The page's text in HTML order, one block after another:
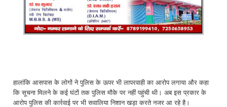
हालांकि आसपास के लोगों ने पुलिस के ऊपर भी लापरवाही का आरोप लगाया और कहा
कि सूचना मिलने के कई घंटों तक पुलिस मौके पर नहीं पहुंची थी। अब इस प्रकार के
आरोप पुलिस की कार्रवाई पर भी सवालिया निशान खड़ा करते नजर आ रहे है।